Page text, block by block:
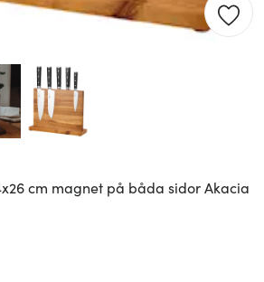
cm magnet på båda sidor Akacia